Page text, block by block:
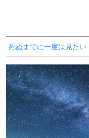
死ぬまでに一度は見た